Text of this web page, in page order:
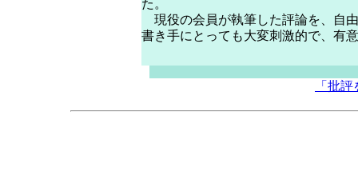
た。
現役の会員が執筆した評論を、自
書き手にとっても大変刺激
「批